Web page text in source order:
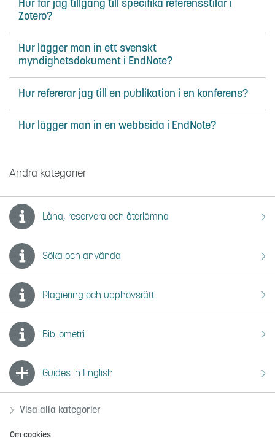
Hur får jag tillgång till specifika referensstilar i
Zotero?
Hur lägger man in ett svenskt
myndighetsdokument i EndNote?
Hur refererar jag till en publikation i en konferens?
Hur lägger man in en webbsida i EndNote?
Andra kategorier
Låna, reservera och återlämna
Söka och använda
Plagiering och upphovsrätt
Bibliometri
Guides in English
Visa alla kategorier
Om cookies